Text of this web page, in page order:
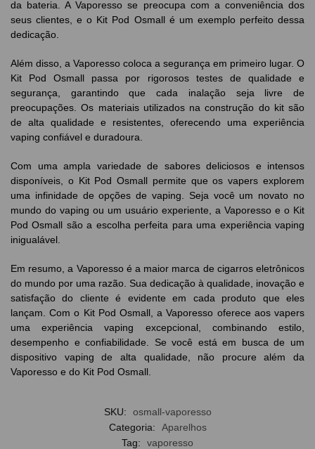
da bateria. A Vaporesso se preocupa com a conveniência dos
seus clientes, e o Kit Pod Osmall é um exemplo perfeito dessa
dedicação.
Além disso, a Vaporesso coloca a segurança em primeiro lugar. O
Kit Pod Osmall passa por rigorosos testes de qualidade e
segurança, garantindo que cada inalação seja livre de
preocupações. Os materiais utilizados na construção do kit são
de alta qualidade e resistentes, oferecendo uma experiência
vaping confiável e duradoura.
Com uma ampla variedade de sabores deliciosos e intensos
disponíveis, o Kit Pod Osmall permite que os vapers explorem
uma infinidade de opções de vaping. Seja você um novato no
mundo do vaping ou um usuário experiente, a Vaporesso e o Kit
Pod Osmall são a escolha perfeita para uma experiência vaping
inigualável.
Em resumo, a Vaporesso é a maior marca de cigarros eletrônicos
do mundo por uma razão. Sua dedicação à qualidade, inovação e
satisfação do cliente é evidente em cada produto que eles
lançam. Com o Kit Pod Osmall, a Vaporesso oferece aos vapers
uma experiência vaping excepcional, combinando estilo,
desempenho e confiabilidade. Se você está em busca de um
dispositivo vaping de alta qualidade, não procure além da
Vaporesso e do Kit Pod Osmall.
SKU:
osmall-vaporesso
Categoria:
Aparelhos
Tag:
vaporesso